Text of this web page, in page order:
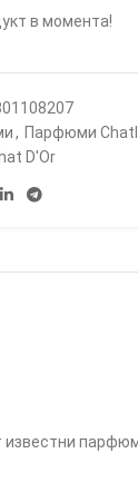
в момента!
, Парфюми
D'Or